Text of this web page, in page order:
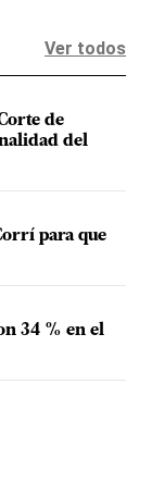
Ver todos
de
del
para que
34 % en el